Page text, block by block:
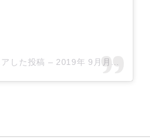
した投稿 – 2019年 9月月1日午前1時14分PDT